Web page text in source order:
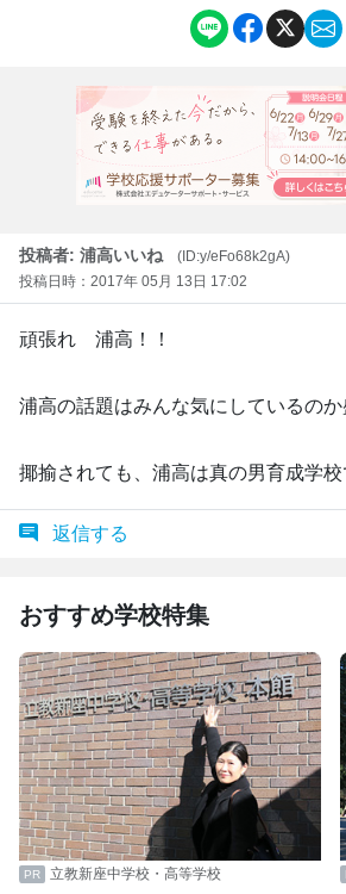
投稿者: 浦高いいね
(ID:y/eFo68k2gA)
投稿日時：2017年 05月 13日 17:02
頑張れ 浦高！！
浦高の話題はみんな気にしているのか
揶揄されても、浦高は真の男育成学校
返信する
おすすめ学校特集
立教新座中学校・高等学校